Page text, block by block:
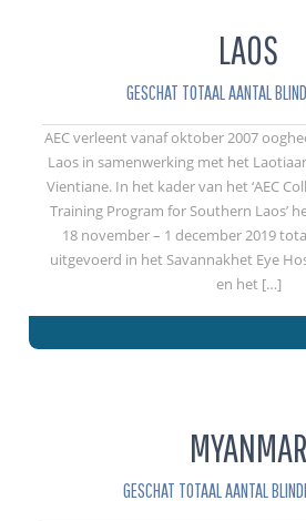
LAOS
GESCHAT TOTAAL AANTAL
AEC verleent vanaf oktober 2007
Laos in samenwerking met het
Vientiane. In het kader van het ‘AEC
Training Program for Southern Laos’
18 november – 1 december 2019
uitgevoerd in het Savannakhet Eye
en het […]
MYANMAR
GESCHAT TOTAAL AANTAL